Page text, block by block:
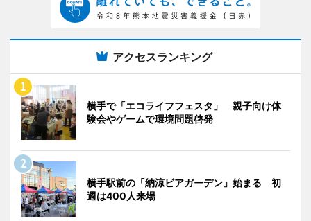
アクセスランキング
横手で「エコライフフェスタ」 親子向け体
験会やゲームで環境問題啓発
横手駅前の「納涼ビアガーデン」始まる 初
週は400人来場